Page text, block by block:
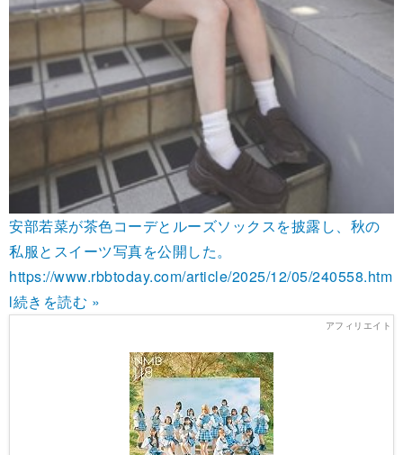
安部若菜が茶色コーデとルーズソックスを披露し、秋の
私服とスイーツ写真を公開した。
https://www.rbbtoday.com/article/2025/12/05/240558.htm
l続きを読む »